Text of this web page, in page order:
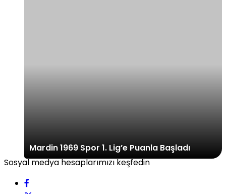
Mardin 1969 Spor 1. Lig’e Puanla Başladı
Sosyal medya hesaplarımızı keşfedin